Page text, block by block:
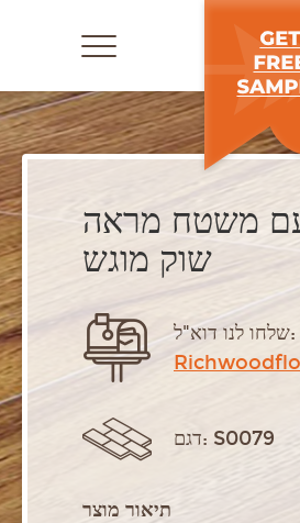
עם משטח מראה
שוק מוגש
שלחו לנו דוא"ל:
דגם: S0079
תיאור מוצר